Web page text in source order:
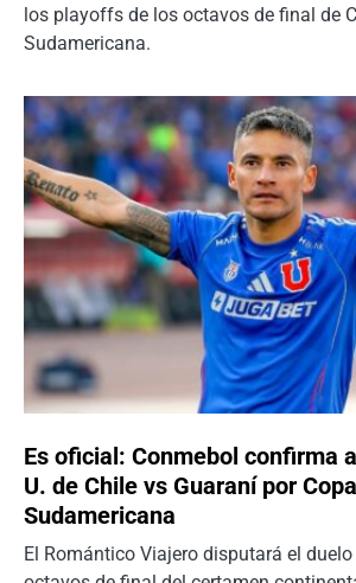
los playoffs de los octavos de final de
Sudamericana.
Es oficial: Conmebol confirma
U. de Chile vs Guaraní por Copa
Sudamericana
El Romántico Viajero disputará el